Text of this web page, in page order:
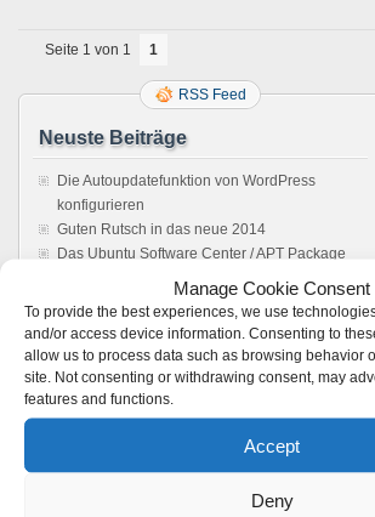
Manage Cookie Consent
To provide the best experiences, we use
and/or access device information. Consenting to
allow us to process data such as browsing behavior
site. Not consenting or withdrawing consent, may
features and functions.
Accept
Deny
Seite 1 von 1 1
RSS Feed
Neuste Beiträge
Die Autoupdatefunktion von WordPress
konfigurieren
Guten Rutsch in das neue 2014
Das Ubuntu Software Center / APT Package
Howto: Windows rebooten aus einer Remote
Desktop Verbindung
Sonos Windows Controller 4.1 unter Wine,
Anleitung. Es läuft !
Vmware server: Browser does not load user
VMware 2.x: Kein